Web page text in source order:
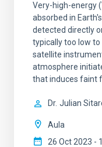
Very-high-energy
absorbed in
detected directly
typically too low
satellite
atmosphere
that induces faint
Dr. Julian
Aula
26 Oct 2023 -